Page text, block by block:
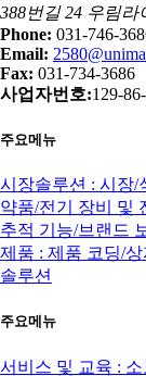
388번길 24 우림라
Phone: 031-746-
Email:
Fax: 031-734-3686
사업자번호:129-
주요메뉴
시장솔루션 : 시장/
약품/전기 장비 및
추적 기능/브랜드
제품 : 제품 코딩/
솔루션
주요메뉴
서비스 및 교육 :